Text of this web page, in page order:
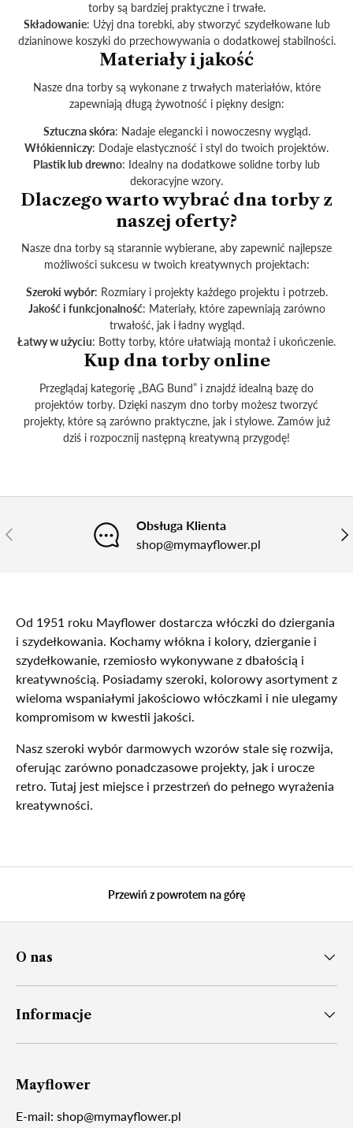
torby są bardziej praktyczne i trwałe.
Składowanie: Użyj dna torebki, aby stworzyć szydełkowane lub
dzianinowe koszyki do przechowywania o dodatkowej stabilności.
Materiały i jakość
Nasze dna torby są wykonane z trwałych materiałów, które
zapewniają długą żywotność i piękny design:
Sztuczna skóra: Nadaje elegancki i nowoczesny wygląd.
Włókienniczy: Dodaje elastyczność i styl do twoich projektów.
Plastik lub drewno: Idealny na dodatkowe solidne torby lub
dekoracyjne wzory.
Dlaczego warto wybrać dna torby z
naszej oferty?
Nasze dna torby są starannie wybierane, aby zapewnić najlepsze
możliwości sukcesu w twoich kreatywnych projektach:
Szeroki wybór: Rozmiary i projekty każdego projektu i potrzeb.
Jakość i funkcjonalność: Materiały, które zapewniają zarówno
trwałość, jak i ładny wygląd.
Łatwy w użyciu: Botty torby, które ułatwiają montaż i ukończenie.
Kup dna torby online
Przeglądaj kategorię „BAG Bund” i znajdź idealną bazę do
projektów torby. Dzięki naszym dno torby możesz tworzyć
projekty, które są zarówno praktyczne, jak i stylowe. Zamów już
dziś i rozpocznij następną kreatywną przygodę!
POPRZEDNI
Obsługa Klienta
shop@mymayflower.pl
Od 1951 roku Mayflower dostarcza włóczki do dziergania
i szydełkowania. Kochamy włókna i kolory, dzierganie i
szydełkowanie, rzemiosło wykonywane z dbałością i
kreatywnością. Posiadamy szeroki, kolorowy asortyment z
wieloma wspaniałymi jakościowo włóczkami i nie ulegamy
kompromisom w kwestii jakości.
Nasz szeroki wybór darmowych wzorów stale się rozwija,
oferując zarówno ponadczasowe projekty, jak i urocze
retro. Tutaj jest miejsce i przestrzeń do pełnego wyrażenia
kreatywności.
Przewiń z powrotem na górę
O nas
Informacje
Mayflower
E-mail: shop@mymayflower.pl